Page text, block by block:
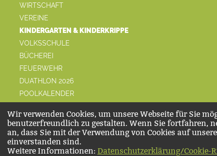
WIRTSCHAFT
VEREINE
KINDERGARTEN & KINDERKRIPPE
VOLKSSCHULE
BÜCHEREI
FEUERWEHR
DUATHLON 2026
POOLKALENDER
Wir verwenden Cookies, um unsere Webseite für Sie
benutzerfreundlich zu gestalten. Wenn Sie fortfahren,
an, dass Sie mit der Verwendung von Cookies auf
einverstanden sind.
Weitere Informationen: Datenschutzerklärung/Cookie-